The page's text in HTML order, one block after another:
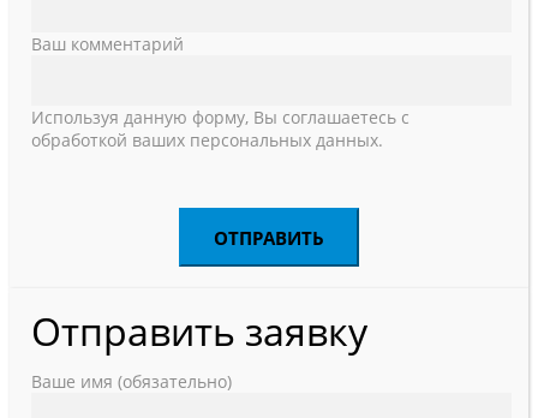
Ваш комментарий
Используя данную форму, Вы соглашаетесь с
обработкой ваших персональных данных.
Отправить заявку
Ваше имя (обязательно)